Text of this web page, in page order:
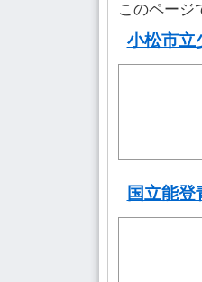
このページ
小松市立
国立能登